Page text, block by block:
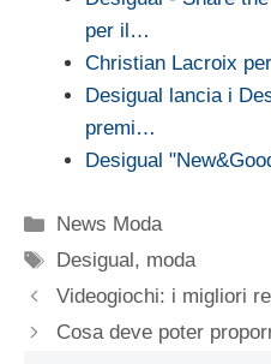
per il…
Christian Lacroix
Desigual lancia i
premi…
Desigual
Categorie
News Moda
Tag
Desigual , moda
Videogiochi: i migliori
Cosa deve poter